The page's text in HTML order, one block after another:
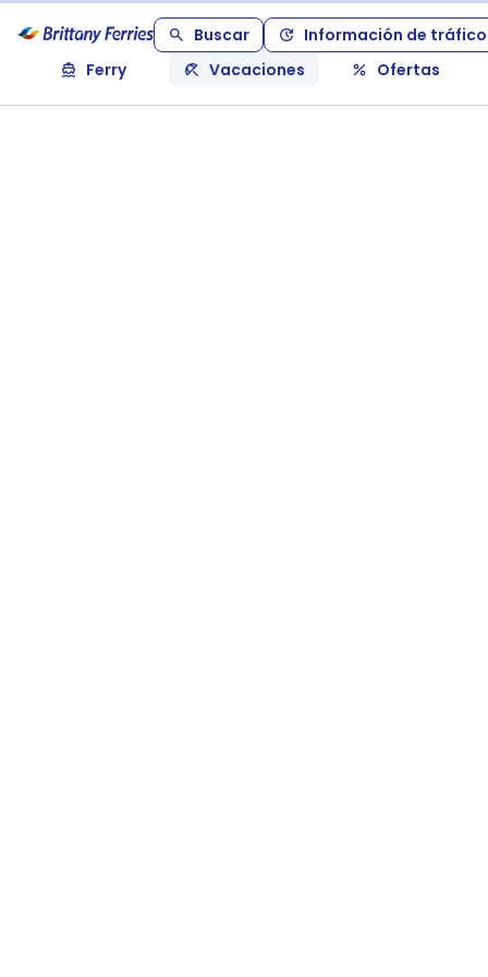
Buscar
Información de tráfico
Ferry
Vacaciones Ofertas